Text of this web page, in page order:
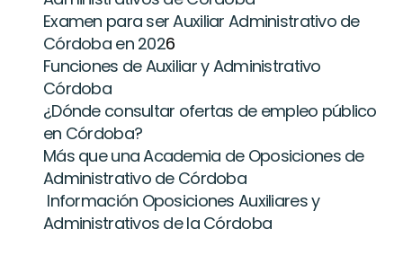
Examen para ser Auxiliar Administrativo de
Córdoba en 2026
Funciones de Auxiliar y Administrativo
Córdoba
¿Dónde consultar ofertas de empleo público
en Córdoba?
Más que una Academia de Oposiciones de
Administrativo de Córdoba
Administrativos de la Córdoba